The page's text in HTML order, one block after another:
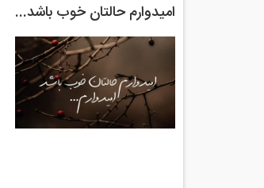
امیدوارم حالتان خوب باشد...